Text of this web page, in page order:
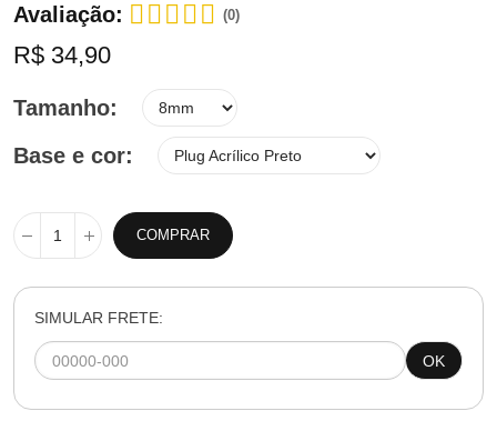
Avaliação:
(0)
R$ 34,90
Tamanho
Base e cor
COMPRAR
SIMULAR FRETE:
OK